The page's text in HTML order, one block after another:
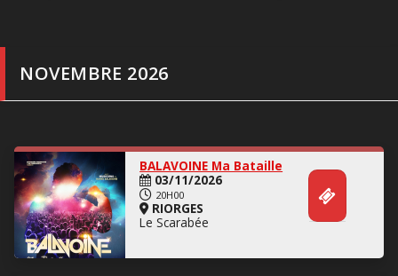
NOVEMBRE 2026
BALAVOINE Ma Bataille
03/11/2026
20H00
RIORGES
Le Scarabée